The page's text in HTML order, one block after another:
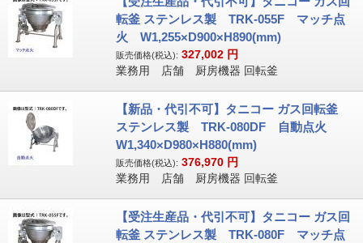
転釜 ステンレス製 TRK-055F マッチ点
火 W1,255×D900×H890(mm)
販売価格(税込): 327,002 円
業務用 店舗 厨房機器 回転釜
【新品・代引不可】タニコー ガス回転釜
ステンレス製 TRK-080DF 自動点火
W1,340×D980×H880(mm)
販売価格(税込): 376,970 円
業務用 店舗 厨房機器 回転釜
【受注生産品・代引不可】タニコー ガス回
転釜 ステンレス製 TRK-080F マッチ点